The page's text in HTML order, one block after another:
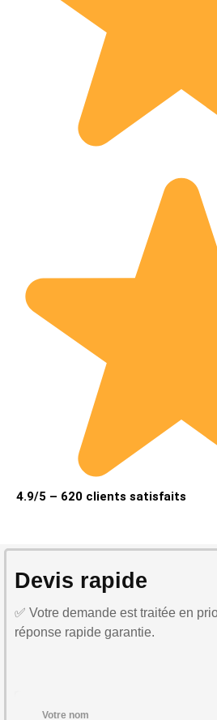
4.9/5 – 620 clients satisfaits
Devis rapide
✅ Votre demande est traitée en
réponse rapide garantie.
Votre nom